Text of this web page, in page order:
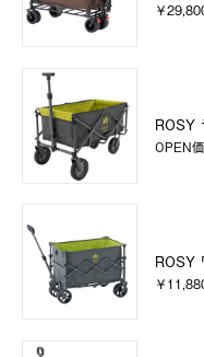
￥
ROSY
OPEN
ROSY
￥